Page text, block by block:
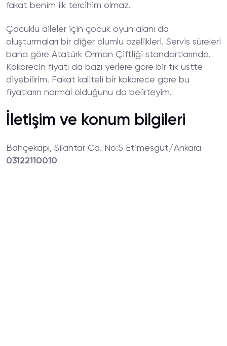
fakat benim ilk tercihim olmaz.
Çocuklu aileler için çocuk oyun alanı da
oluşturmaları bir diğer olumlu özellikleri. Servis süreleri
bana göre Atatürk Orman Çiftliği standartlarında.
Kokorecin fiyatı da bazı yerlere göre bir tık üstte
diyebilirim. Fakat kaliteli bir kokorece göre bu
fiyatların normal olduğunu da belirteyim.
İletişim ve konum bilgileri
Bahçekapı, Silahtar Cd. No:5 Etimesgut/Ankara
03122110010